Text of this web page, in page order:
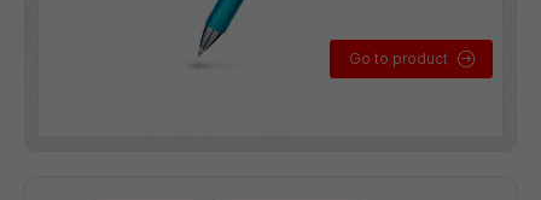
Go to product